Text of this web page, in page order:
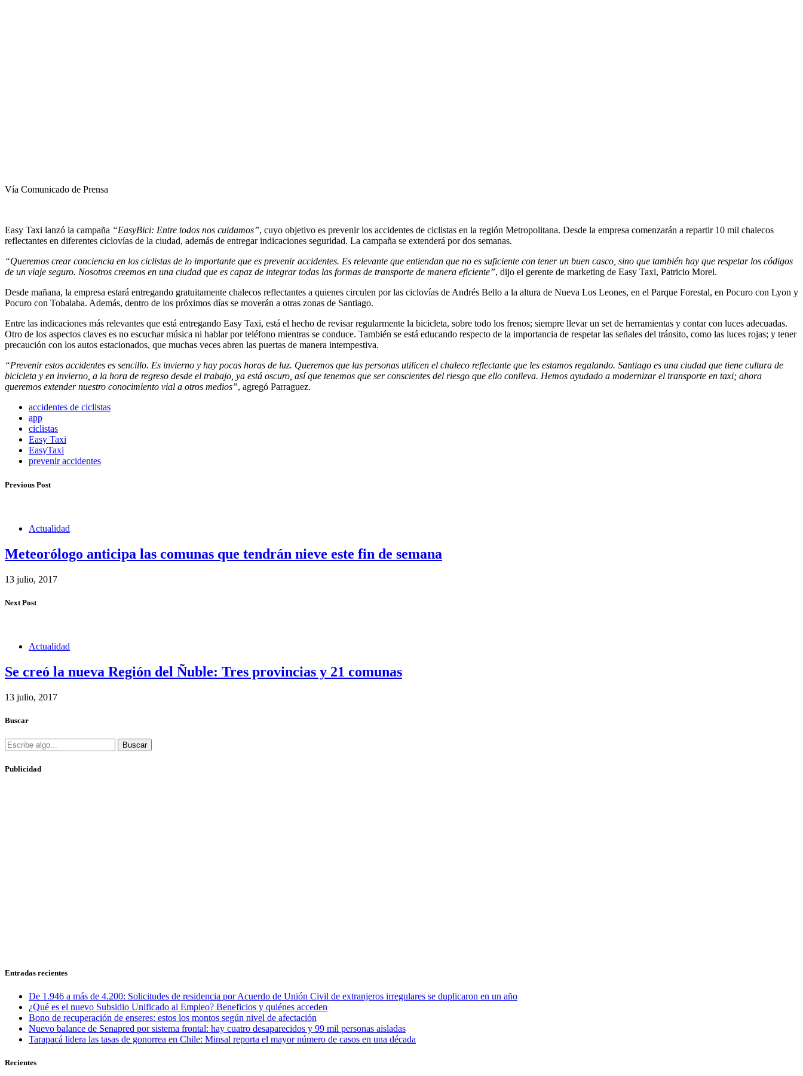
Vía Comunicado de Prensa
Easy Taxi lanzó la campaña “EasyBici: Entre todos nos cuidamos”, cuyo objetivo es prevenir los accidentes de ciclistas en la región Metropolitana. Desde la empresa comenzarán a repartir 10 mil chalecos
reflectantes en diferentes ciclovías de la ciudad, además de entregar indicaciones seguridad. La campaña se extenderá por dos semanas.
“Queremos crear conciencia en los ciclistas de lo importante que es prevenir accidentes. Es relevante que entiendan que no es suficiente con tener un buen casco, sino que también hay que respetar los códigos
de un viaje seguro. Nosotros creemos en una ciudad que es capaz de integrar todas las formas de transporte de manera eficiente”, dijo el gerente de marketing de Easy Taxi, Patricio Morel.
Desde mañana, la empresa estará entregando gratuitamente chalecos reflectantes a quienes circulen por las ciclovías de Andrés Bello a la altura de Nueva Los Leones, en el Parque Forestal, en Pocuro con Lyon y
Pocuro con Tobalaba. Además, dentro de los próximos días se moverán a otras zonas de Santiago.
Entre las indicaciones más relevantes que está entregando Easy Taxi, está el hecho de revisar regularmente la bicicleta, sobre todo los frenos; siempre llevar un set de herramientas y contar con luces adecuadas.
Otro de los aspectos claves es no escuchar música ni hablar por teléfono mientras se conduce. También se está educando respecto de la importancia de respetar las señales del tránsito, como las luces rojas; y tener
precaución con los autos estacionados, que muchas veces abren las puertas de manera intempestiva.
“Prevenir estos accidentes es sencillo. Es invierno y hay pocas horas de luz. Queremos que las personas utilicen el chaleco reflectante que les estamos regalando. Santiago es una ciudad que tiene cultura de
bicicleta y en invierno, a la hora de regreso desde el trabajo, ya está oscuro, así que tenemos que ser conscientes del riesgo que ello conlleva. Hemos ayudado a modernizar el transporte en taxi; ahora
queremos extender nuestro conocimiento vial a otros medios”, agregó Parraguez.
accidentes de ciclistas
app
ciclistas
Easy Taxi
EasyTaxi
prevenir accidentes
Previous Post
Actualidad
Meteorólogo anticipa las comunas que tendrán nieve este fin de semana
13 julio, 2017
Next Post
Actualidad
Se creó la nueva Región del Ñuble: Tres provincias y 21 comunas
13 julio, 2017
Buscar
Buscar
Publicidad
Entradas recientes
De 1.946 a más de 4.200: Solicitudes de residencia por Acuerdo de Unión Civil de extranjeros irregulares se duplicaron en un año
¿Qué es el nuevo Subsidio Unificado al Empleo? Beneficios y quiénes acceden
Bono de recuperación de enseres: estos los montos según nivel de afectación
Nuevo balance de Senapred por sistema frontal: hay cuatro desaparecidos y 99 mil personas aisladas
Tarapacá lidera las tasas de gonorrea en Chile: Minsal reporta el mayor número de casos en una década
Recientes